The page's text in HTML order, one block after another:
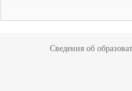
Сведения об